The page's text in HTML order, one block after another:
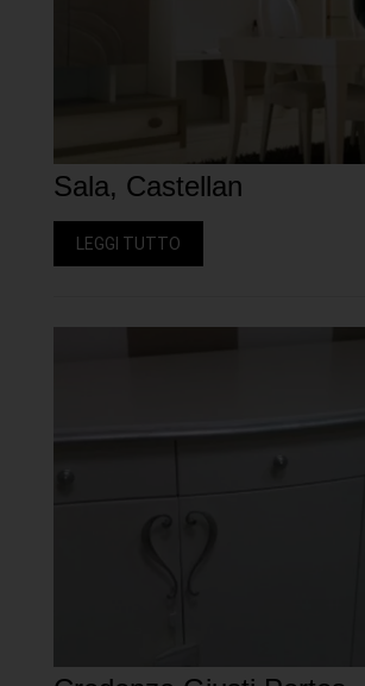
Sala, Castellan
LEGGI TUTTO